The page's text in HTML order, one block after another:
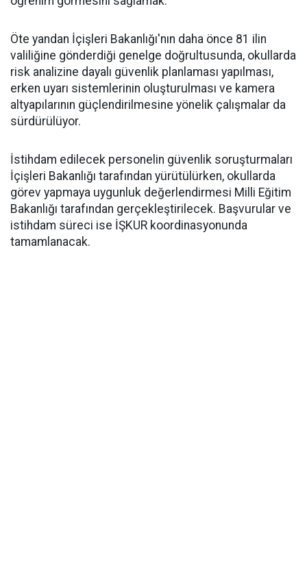
Öte yandan İçişleri Bakanlığı'nın daha önce 81 ilin
valiliğine gönderdiği genelge doğrultusunda, okullarda
risk analizine dayalı güvenlik planlaması yapılması,
erken uyarı sistemlerinin oluşturulması ve kamera
altyapılarının güçlendirilmesine yönelik çalışmalar da
sürdürülüyor.
İstihdam edilecek personelin güvenlik soruşturmaları
İçişleri Bakanlığı tarafından yürütülürken, okullarda
görev yapmaya uygunluk değerlendirmesi Milli Eğitim
Bakanlığı tarafından gerçekleştirilecek. Başvurular ve
istihdam süreci ise İŞKUR koordinasyonunda
tamamlanacak.